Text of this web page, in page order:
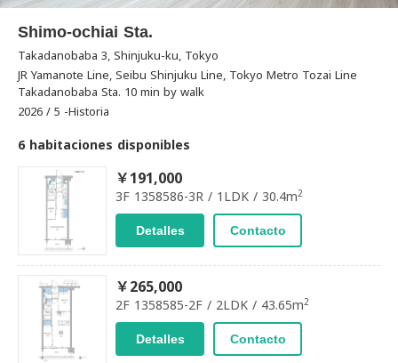
Shimo-ochiai Sta.
Takadanobaba 3, Shinjuku-ku, Tokyo
JR Yamanote Line, Seibu Shinjuku Line, Tokyo Metro Tozai Line
Takadanobaba Sta. 10 min by walk
2026 / 5 -Historia
6 habitaciones disponibles
￥191,000
3F 1358586-3R / 1LDK / 30.4m2
Detalles Contacto
￥265,000
2F 1358585-2F / 2LDK / 43.65m2
Detalles Contacto